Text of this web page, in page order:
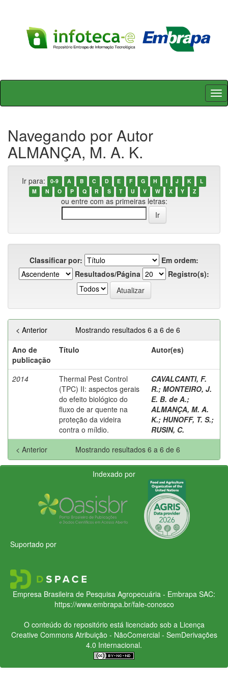
Skip
Navegando por Autor
ALMANÇA, M. A. K.
Ir para: 0-9 A B C D E F G H I J K
L
M
N O P Q R S T U V W X Y Z
ou entre com as primeiras letras:
Classificar por:
Em ordem:
Resultados/Página
Registro(s):
Mostrando resultados 6 a 6 de 6
< Anterior
Ano de
publicação
Título Autor(es)
2014
Thermal Pest Control
(TPC) II: aspectos gerais
do efeito biológico do
fluxo de ar quente na
proteção da videira
contra o míldio.
CAVALCANTI, F.
R.; MONTEIRO, J.
E. B. de A.;
ALMANÇA, M. A.
K.; HUNOFF, T. S.;
RUSIN, C.
Mostrando resultados 6 a 6 de 6
< Anterior
Indexado por
Suportado por
Empresa Brasileira de Pesquisa Agropecuária - Embrapa SAC:
https://www.embrapa.br/fale-conosco
O conteúdo do repositório está licenciado sob a Licença
Creative CommonsAtribuição - NãoComercial - SemDerivações
4.0 Internacional.